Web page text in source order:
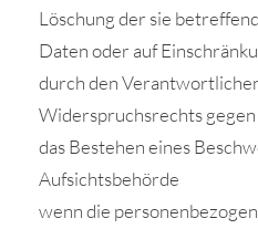
Löschung der sie
Daten oder auf
durch den
Widerspruchsrechts
das Bestehen eines
Aufsichtsbehörde
wenn die